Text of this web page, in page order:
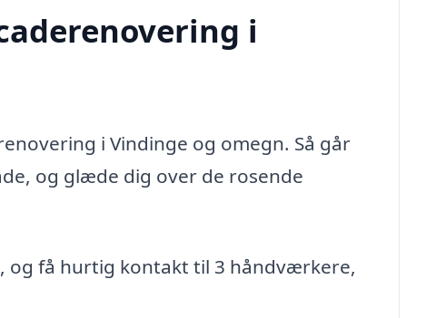
i
i Vindinge og omegn. Så går
og glæde dig over de rosende
og få hurtig kontakt til 3 håndværkere,